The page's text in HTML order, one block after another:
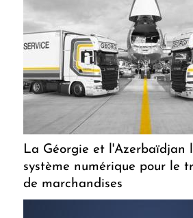
La Géorgie et l'Azerbaïdjan
système numérique pour le
de marchandises